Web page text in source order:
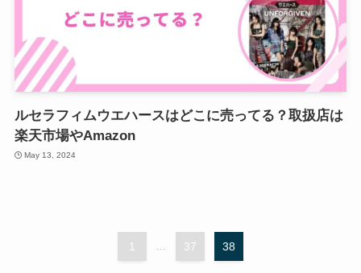
ルセラフィムウエハースはどこに売ってる？取扱店は
楽天市場やAmazon
May 13, 2024
1 ... 37 38